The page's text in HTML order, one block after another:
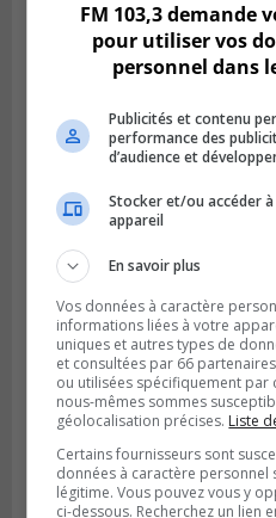
BOUCHERVILLE
Le MTMD annonce
l’autoroute 20 à
VIEUX-LONGUEUIL
Publié le 31 juillet 2026 à 14h20
Le RTL dévoile sa
FM 103,3 demande
pour utiliser vos
personnel dans
Publicités et contenu
performance des
d’audience et
Stocker et/ou accéder
appareil
En savoir plus
Vos données à caractère
informations liées à votre
uniques et autres types de
et consultées par 66
ou utilisées spécifiquement par
nous-mêmes sommes
géolocalisation précises. Liste
Certains fournisseurs sont
données à caractère personnel
légitime. Vous pouvez vous y
ci-dessous. Recherchez un lien